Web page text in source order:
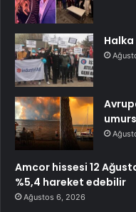
Amcor hissesi 12
%5,4 hareket edebilir
Ağustos 6, 2026